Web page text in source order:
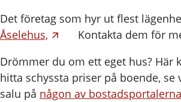
Det företag som hyr ut flest
Åselehus,
Kontakta dem för
Drömmer du om ett eget hus? Här
hitta schyssta priser på boende, se
salu på någon av bostadsportalerna